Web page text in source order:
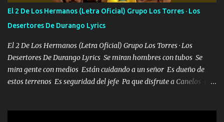
escribiendo y la otra me va a llamar Quiere que vaya a verla y que
la invite a cenar Otras más me están pidiendo que las saque a
bailar Pero es que tengo un par de conciertos más que llenar Se
mueven solo por el interés P...
El 2 De Los Hermanos (Letra Oficial) Grupo Los Torres · Los
Desertores De Durango Lyrics
El 2 De Los Hermanos (Letra Oficial) Grupo Los Torres · Los
Desertores De Durango Lyrics Se miran hombres con tubos Se
mira gente con medios Están cuidando a un señor Es dueño de
estos terrenos Es seguridad del jefe Pa que disfrute a Canelos Es